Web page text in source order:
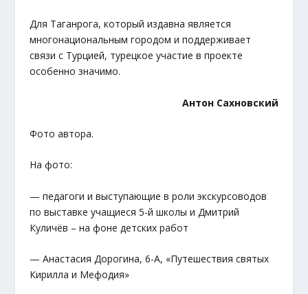
Для Таганрога, который издавна является
многонациональным городом и поддерживает
связи с Турцией, турецкое участие в проекте
особенно значимо.
Антон Сахновский
Фото автора.
На фото:
— педагоги и выступающие в роли экскурсоводов
по выставке учащиеся 5-й школы и Дмитрий
Куличёв – на фоне детских работ
— Анастасия Дорогина, 6-А, «Путешествия святых
Кирилла и Мефодия»